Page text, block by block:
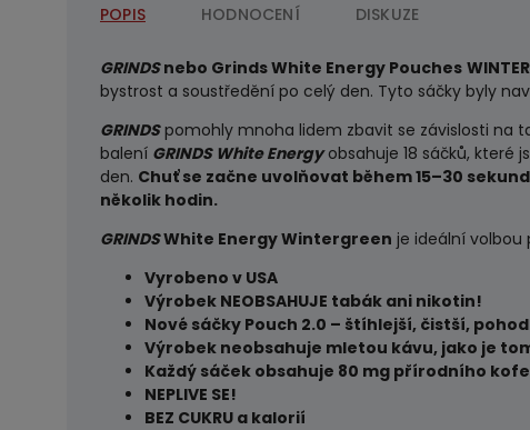
POPIS HODNOCENÍ DISKUZE
GRINDS nebo Grinds White Energy Pouches
bystrost a soustředění po celý den. Tyto sáčky byly
GRINDS pomohly mnoha lidem zbavit se závislosti na
balení GRINDS White Energy obsahuje 18 sáčků,
den. Chuť se začne uvolňovat během 15–30
několik hodin.
GRINDSWhite Energy Wintergreen je ideální volbou
Vyrobeno v USA
Výrobek NEOBSAHUJE tabák ani nikotin!
Nové sáčky Pouch 2.0 – štíhlejší, čistší,
Výrobek neobsahuje mletou kávu, jako je
Každý sáček obsahuje 80 mg přírodního
NEPLIVE SE!
BEZ CUKRU a kalorií